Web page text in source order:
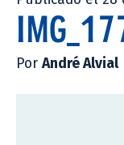
Por André Alvial